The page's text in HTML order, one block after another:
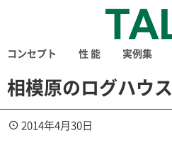
コンセプト 性 能 実例集
相模原のログハウス
2014年4月30日